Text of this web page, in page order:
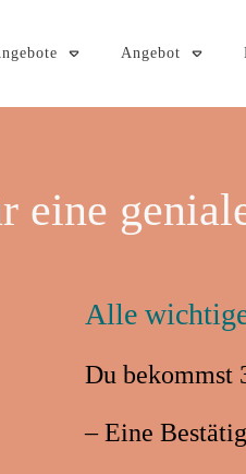
Angebot
eine
Alle
Du bekommst
– Eine